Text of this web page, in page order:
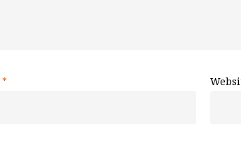
*